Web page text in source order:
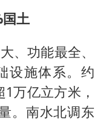
土
、功能最全、
设施体系。约
万亿立方米，
。南水北调东